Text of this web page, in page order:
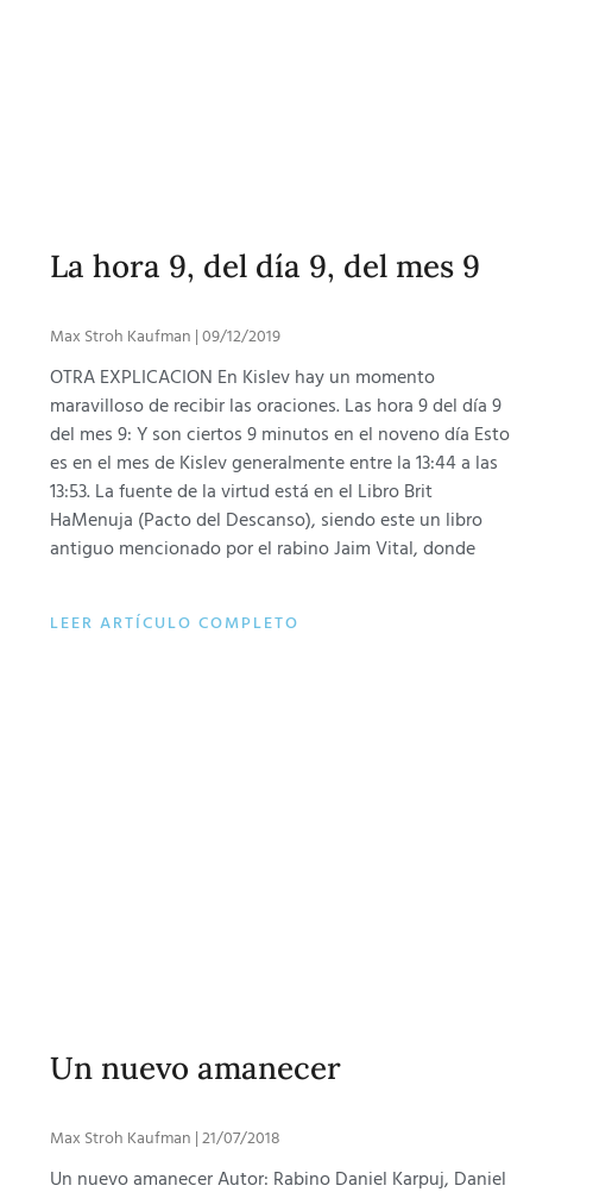
La hora 9, del día 9, del mes 9
Max Stroh Kaufman 09/12/2019
OTRA EXPLICACION En Kislev hay un momento
maravilloso de recibir las oraciones. Las hora 9 del día 9
del mes 9: Y son ciertos 9 minutos en el noveno día Esto
es en el mes de Kislev generalmente entre la 13:44 a las
13:53. La fuente de la virtud está en el Libro Brit
HaMenuja (Pacto del Descanso), siendo este un libro
antiguo mencionado por el rabino Jaim Vital, donde
LEER ARTÍCULO COMPLETO
Un nuevo amanecer
Max Stroh Kaufman 21/07/2018
Un nuevo amanecer Autor: Rabino Daniel Karpuj, Daniel